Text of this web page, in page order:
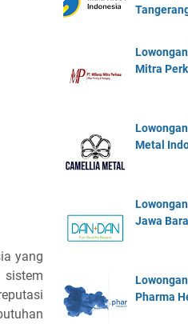
yang
Mitra
Metal
Jawa
Pharma